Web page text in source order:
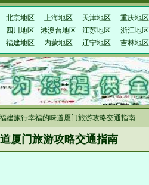
北京地区 上海地区 天津地区 重庆地区
四川地区 港澳台地区 江苏地区 浙江地区
福建地区 内蒙地区 辽宁地区 吉林地区
建旅行幸福的味道厦门旅游攻略交通指南
厦门旅游攻略交通指南